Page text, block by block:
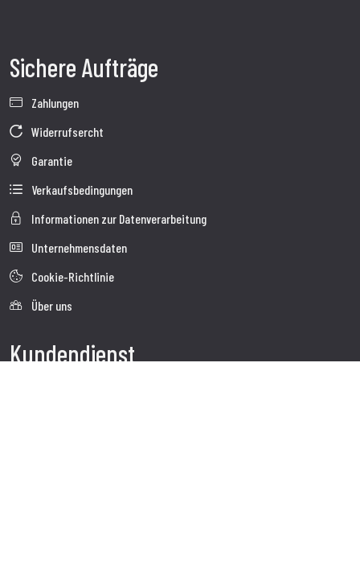
Sichere Aufträge
Zahlungen
Widerrufsercht
Garantie
Verkaufsbedingungen
Informationen zur Datenverarbeitung
Unternehmensdaten
Cookie-Richtlinie
Über uns
Kundendienst